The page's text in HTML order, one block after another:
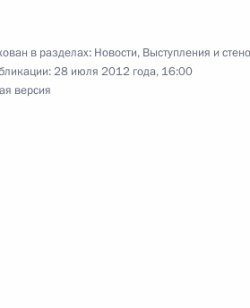
в разделах: Новости, Выступления и
28 июля 2012 года, 16:00
версия